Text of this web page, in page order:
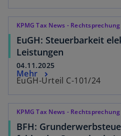
KPMG Tax News - Rechtsprechung
EuGH: Steuerbarkeit
Leistungen
04.11.2025
EuGH-Urteil C-101/24
Mehr
KPMG Tax News - Rechtsprechung
BFH: